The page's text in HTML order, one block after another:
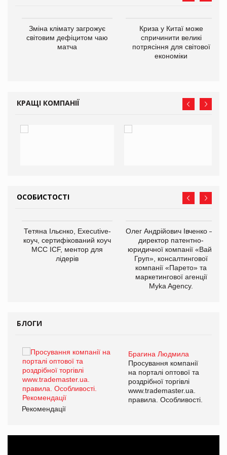
Зміна клімату загрожує
світовим дефіцитом чаю
матча
Криза у Китаї може
спричинити великі
потрясіння для світової
економіки
КРАЩІ КОМПАНІЇ
ОСОБИСТОСТІ
Тетяна Ільєнко, Executive-
коуч, сертифікований коуч
МСС ICF, ментор для
лідерів
Олег Андрійович Івченко —
директор патентно-
юридичної компанії «Вайз
Груп», консалтингової
компанії «Парето» та
маркетингової агенції
Myka Agency.
БЛОГИ
Брагина Людмила
Просування компанії
на порталі оптової та
роздрібної торгівлі
www.trademaster.ua.
правила. Особливості.
Рекомендації